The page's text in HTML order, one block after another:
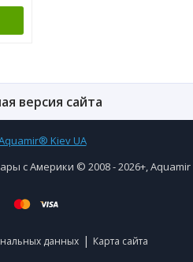
версия сайта
с Америки © 2008 - 2026+,
данных | Карта сайта